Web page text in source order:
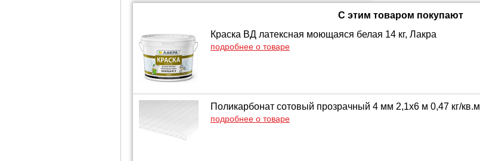
С этим товаром покупают
Краска ВД латексная моющаяся белая 14 кг, Лакра
подробнее о товаре
Поликарбонат сотовый прозрачный 4 мм 2,1х6 м 0,47 кг/кв.м
подробнее о товаре